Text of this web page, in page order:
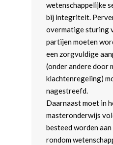
wetenschappelijke
bij integriteit.
overmatige sturing
partijen moeten
een zorgvuldige
(onder andere door
klachtenregeling)
nagestreefd.
Daarnaast moet in
masteronderwijs
besteed worden
rondom